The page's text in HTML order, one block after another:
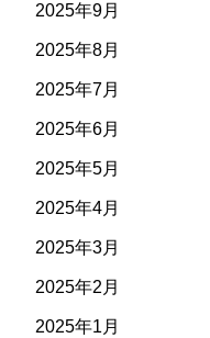
2025年9月
2025年8月
2025年7月
2025年6月
2025年5月
2025年4月
2025年3月
2025年2月
2025年1月